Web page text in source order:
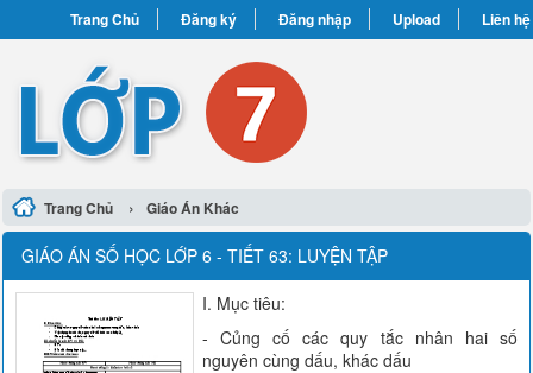
Trang Chủ Đăng ký Đăng nhập Upload Liên hệ
Trang Chủ › Giáo Án Khác
GIÁO ÁN SỐ HỌC LỚP 6 - TIẾT 63: LUYỆN TẬP
I. Mục tiêu:
- Củng cố các quy tắc nhân hai số
nguyên cùng dấu, khác dấu